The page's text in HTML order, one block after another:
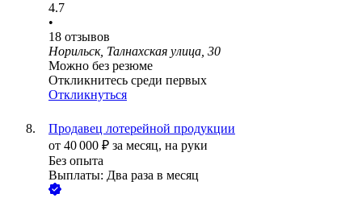
4.7
•
18 отзывов
Норильск, Талнахская улица, 30
Можно без резюме
Откликнитесь среди первых
Откликнуться
Продавец лотерейной продукции
от 40 000 ₽ за месяц, на руки
Без опыта
Выплаты: Два раза в месяц